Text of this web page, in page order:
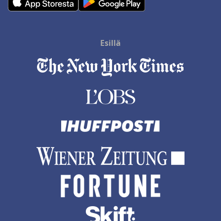
Perheille hotelli on tunnettu vieraanvaraisesta ja
Läheisyys yöelämään on huomattava etu, sillä hotellin
keskeinen sijainti tarjoaa helpon pääsyn vilkkaille
yöelämäalueille, ruokapaikoille ja baareihin, mikä parantaa
Yhteenvetona voidaan todeta, ettäThe Ritz-Carlton, Kuala
sijainnillaan, tilavilla huoneillaan, poikkeuksellisella
henkilökunnallaan ja siisteydellään. Vaikka onkin parannettavia
pysäköintikäytäntöjen suhteen, yleinen asiakaspalaute on
ylivoimaisesti positiivista.
Esillä